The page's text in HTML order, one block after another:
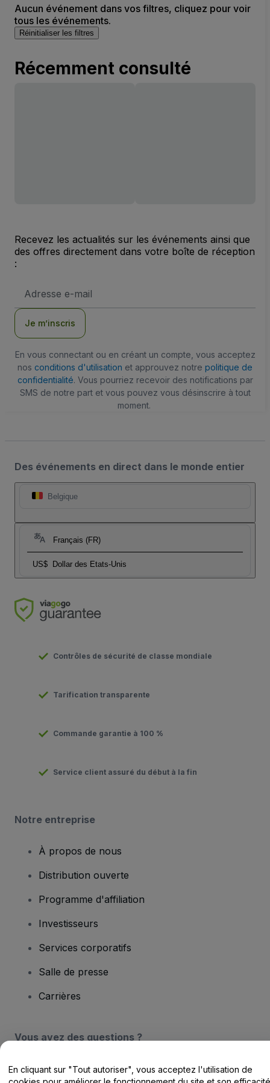
Aucun événement dans vos filtres, cliquez pour voir
tous les événements.
Réinitialiser les filtres
Récemment consulté
Recevez les actualités sur les événements ainsi que
des offres directement dans votre boîte de réception
:
e-
Je m’inscris
En vous connectant ou en créant un compte, vous acceptez
nos conditions d'utilisation et approuvez notre politique de
confidentialité. Vous pourriez recevoir des notifications par
SMS de notre part et vous pouvez vous désinscrire à tout
moment.
Des événements en direct dans le monde entier
Belgique
Français (FR)
US$ Dollar des Etats-Unis
Contrôles de sécurité de classe mondiale
Tarification transparente
Commande garantie à 100 %
Service client assuré du début à la fin
Notre entreprise
À propos de nous
Distribution ouverte
Programme d'affiliation
Investisseurs
Services corporatifs
Salle de presse
Carrières
Vous avez des questions ?
Centre d'assistance / Nous contacter
En cliquant sur "Tout autoriser", vous acceptez l'utilisation de